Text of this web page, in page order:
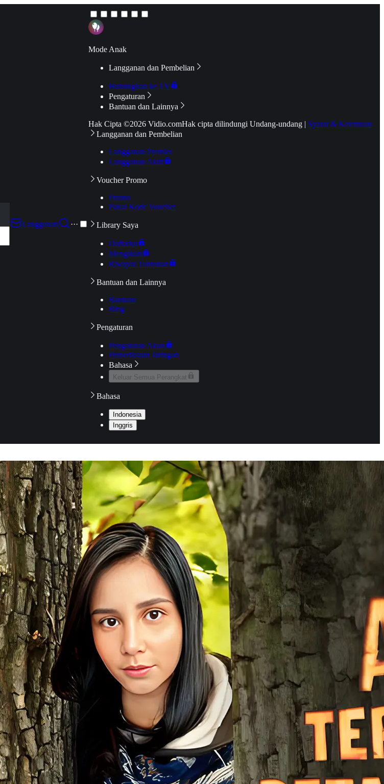
Langganan
···
Mode Anak
Langganan dan Pembelian
Hubungkan ke TV
Pengaturan
Bantuan dan Lainnya
Hak Cipta ©2026 Vidio.comHak cipta dilindungi Undang-undang | Syarat & Ketentuan
Langganan dan Pembelian
Langganan Premier
Langganan Aktif
Voucher Promo
Promo
Pakai Kode Voucher
Library Saya
Daftarku
Mengikuti
Riwayat Tontonan
Bantuan dan Lainnya
Bantuan
Blog
Pengaturan
Pengaturan Akun
Pemeriksaan Jaringan
Bahasa
Keluar Semua Perangkat
Bahasa
Indonesia
Inggris